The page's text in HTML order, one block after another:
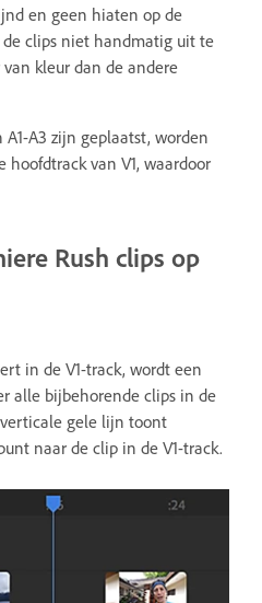
en geen hiaten op de
clips niet handmatig uit te
kleur dan de andere
A3 zijn geplaatst, worden
hoofdtrack van V1, waardoor
Rush clips op
in de V1-track, wordt een
alle bijbehorende clips in de
verticale gele lijn toont
naar de clip in de V1-track.